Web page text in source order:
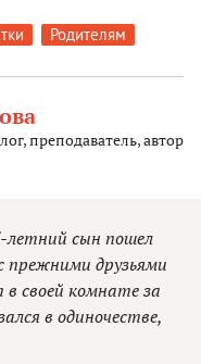
Родителям
преподаватель, автор
летний сын пошел
друзьями
в своей комнате за
в одиночестве,